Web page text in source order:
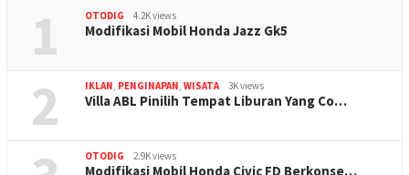
1 OTODIG 4.2K views
Modifikasi Mobil Honda Jazz Gk5
2 IKLAN, PENGINAPAN, WISATA 3K views
Villa ABL Pinilih Tempat Liburan Yang Co…
OTODIG 2.9K views
Modifikasi Mobil Honda Civic FD Berkonse…